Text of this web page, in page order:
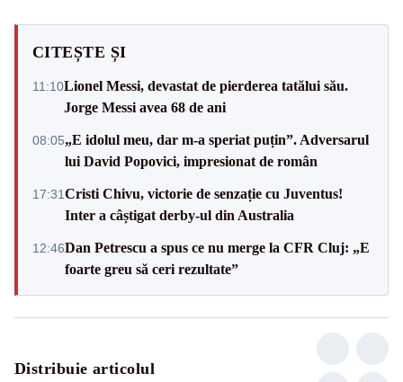
CITEȘTE ȘI
11:10Lionel Messi, devastat de pierderea tatălui său.
Jorge Messi avea 68 de ani
08:05„E idolul meu, dar m-a speriat puțin”. Adversarul
lui David Popovici, impresionat de român
17:31Cristi Chivu, victorie de senzație cu Juventus!
Inter a câștigat derby-ul din Australia
12:46Dan Petrescu a spus ce nu merge la CFR Cluj: „E
foarte greu să ceri rezultate”
Distribuie articolul